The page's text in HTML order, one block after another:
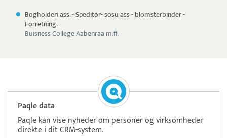
Bogholderi ass. - Speditør- sosu ass - blomsterbinder -
Forretning.
Buisness College Aabenraa m.fl.
Paqle data
Paqle kan vise nyheder om personer og virksomheder
direkte i dit CRM-system.